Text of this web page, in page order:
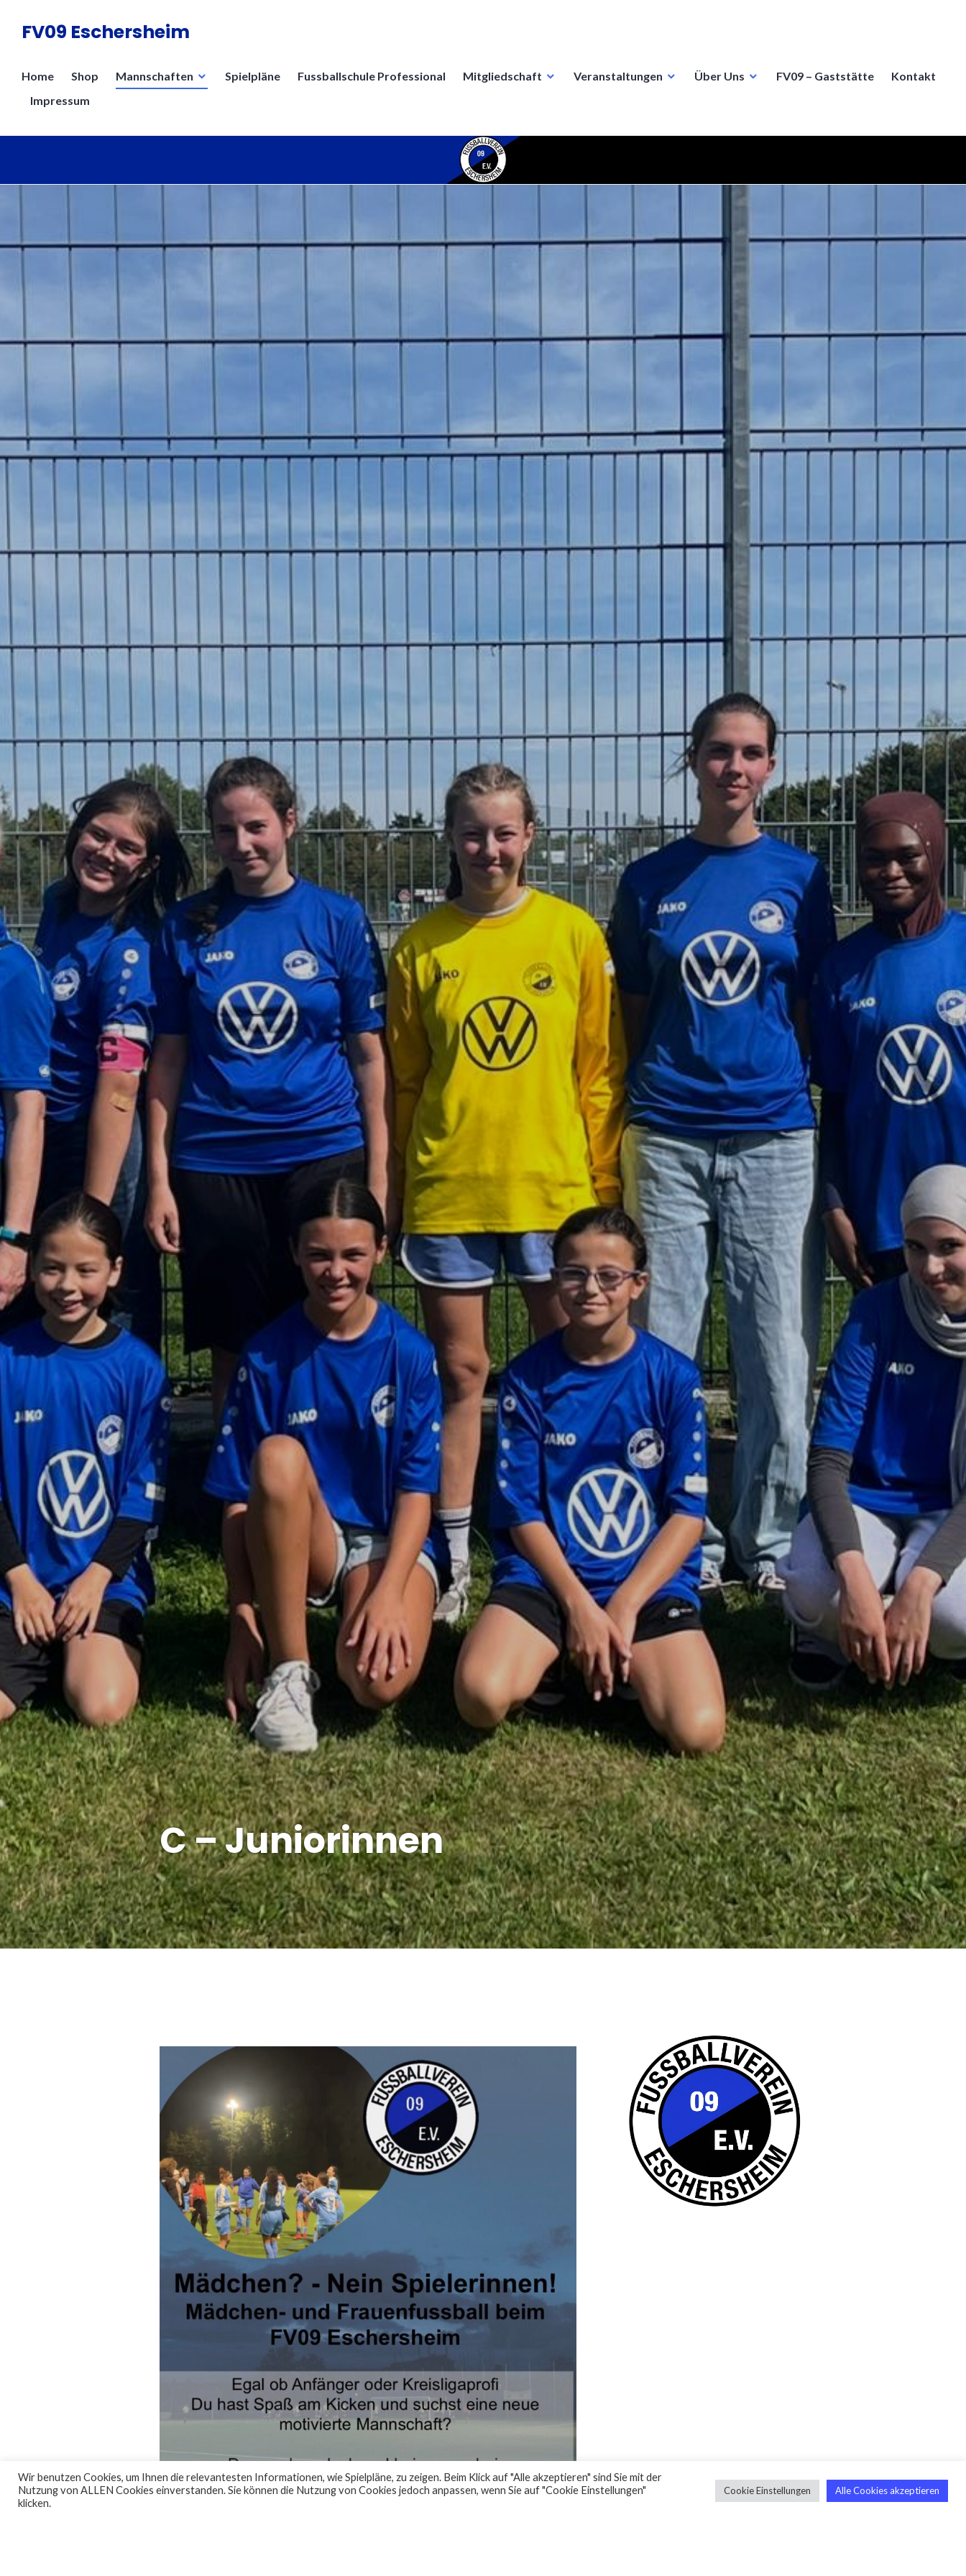
InhaltFV09 Eschersheim
Home Shop Mannschaften Spielpläne Fussballschule Professional Mitgliedschaft Veranstaltungen Über Uns FV09 – Gaststätte
Kontakt
Impressum
C – Juniorinnen
Wir benutzen Cookies, um Ihnen die relevantesten Informationen, wie Spielpläne, zu zeigen. Beim Klick auf "Alle akzeptieren" sind Sie mit der
Nutzung von ALLEN Cookies einverstanden. Sie können die Nutzung von Cookies jedoch anpassen, wenn Sie auf "Cookie Einstellungen"
klicken.
Cookie Einstellungen Alle Cookies akzeptieren